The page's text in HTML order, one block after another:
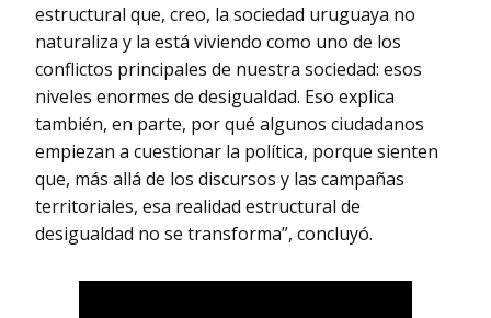
estructural que, creo, la sociedad uruguaya no
naturaliza y la está viviendo como uno de los
conflictos principales de nuestra sociedad: esos
niveles enormes de desigualdad. Eso explica
también, en parte, por qué algunos ciudadanos
empiezan a cuestionar la política, porque sienten
que, más allá de los discursos y las campañas
territoriales, esa realidad estructural de
desigualdad no se transforma”, concluyó.